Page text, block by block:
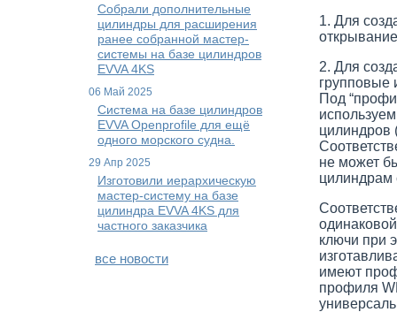
Собрали дополнительные
цилиндры для расширения
ранее собранной мастер-
системы на базе цилиндров
EVVA 4KS
06 Май 2025
Система на базе цилиндров
EVVA Openprofile для ещё
одного морского судна.
29 Апр 2025
Изготовили иерархическую
мастер-систему на базе
цилиндра EVVA 4KS для
частного заказчика
все новости
1. Для
2. Для
групповые
Под
цилиндров
не может
цилиндрам
ключи при
имеют
профиля